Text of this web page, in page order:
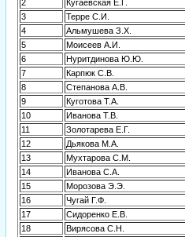
2
Кугаевская Е.Г.
3
Терре С.И.
4
Альмушева З.Х.
5
Моисеев А.И.
6
Нуритдинова Ю.Ю.
7
Карпюк С.В.
8
Степанова А.В.
9
Куготова Т.А.
10
Иванова Т.В.
11
Золотарева Е.Г.
12
Дьякова М.А.
13
Мухтарова С.М.
14
Иванова С.А.
15
Морозова Э.Э.
16
Чугай Г.Ф.
17
Сидоренко Е.В.
18
Вирясова С.Н.